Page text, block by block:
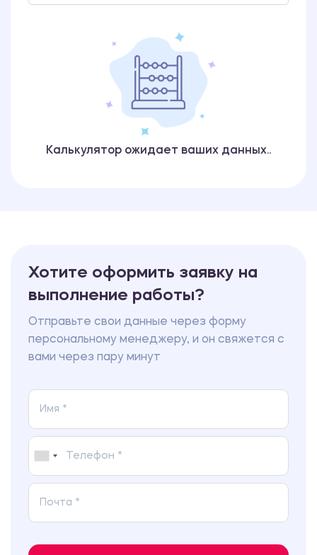
Калькулятор ожидает ваших данных..
Хотите оформить заявку на
выполнение работы?
Отправьте свои данные через форму
персональному менеджеру, и он свяжется с
вами через пару минут